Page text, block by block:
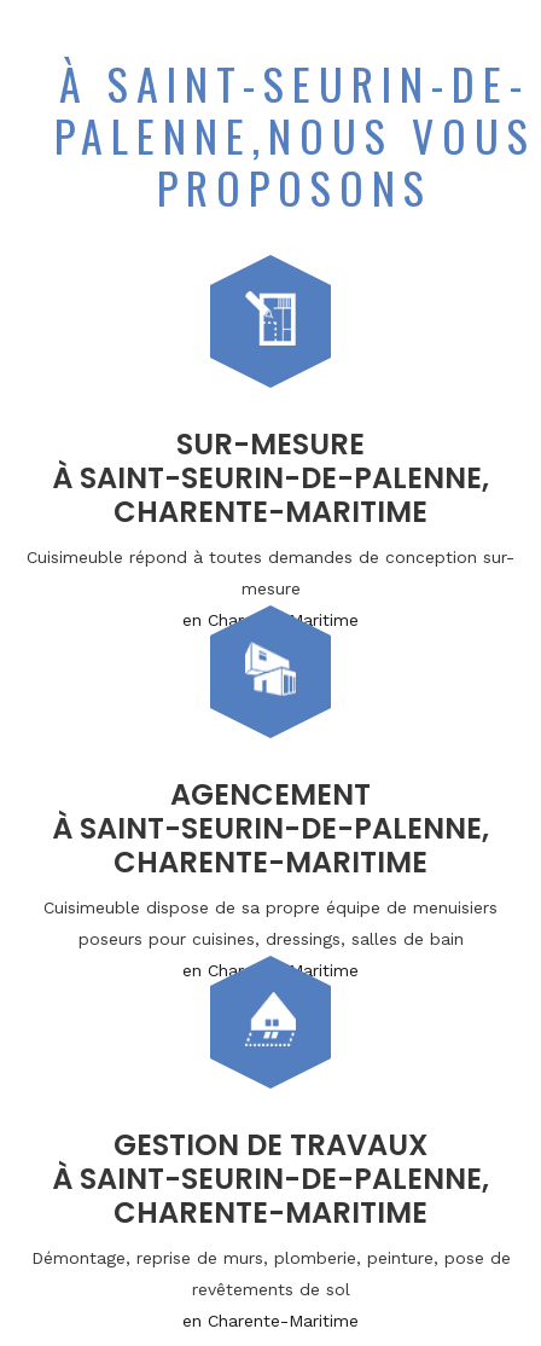
À SAINT-SEURIN-DE-
PALENNE,NOUS VOUS
PROPOSONS
SUR-MESURE
À SAINT-SEURIN-DE-PALENNE,
CHARENTE-MARITIME
Cuisimeuble répond à toutes demandes de conception sur-
mesure
en Charente-Maritime
AGENCEMENT
À SAINT-SEURIN-DE-PALENNE,
CHARENTE-MARITIME
Cuisimeuble dispose de sa propre équipe de menuisiers
poseurs pour cuisines, dressings, salles de bain
en Charente-Maritime
GESTION DE TRAVAUX
À SAINT-SEURIN-DE-PALENNE,
CHARENTE-MARITIME
Démontage, reprise de murs, plomberie, peinture, pose de
revêtements de sol
en Charente-Maritime